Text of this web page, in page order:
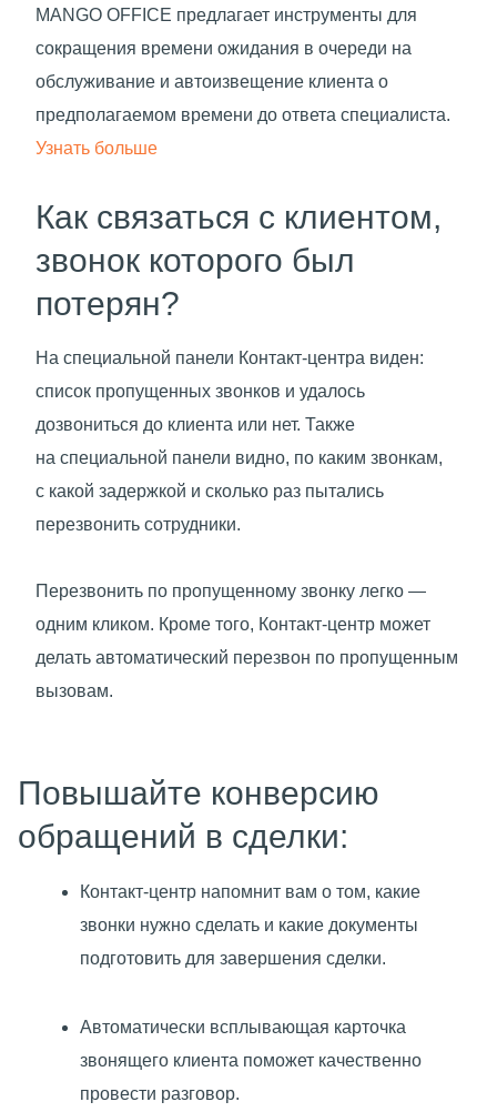
MANGO OFFICE предлагает инструменты для
сокращения времени ожидания в очереди на
обслуживание и автоизвещение клиента о
предполагаемом времени до ответа специалиста.
Узнать больше
Как связаться с клиентом,
звонок которого был
потерян?
На специальной панели Контакт-центра виден:
список пропущенных звонков и удалось
дозвониться до клиента или нет. Также
на специальной панели видно, по каким звонкам,
с какой задержкой и сколько раз пытались
перезвонить сотрудники.
Перезвонить по пропущенному звонку легко —
одним кликом. Кроме того, Контакт-центр может
делать автоматический перезвон по пропущенным
вызовам.
Повышайте конверсию
обращений в сделки:
Контакт-центр напомнит вам о том, какие
звонки нужно сделать и какие документы
подготовить для завершения сделки.
Автоматически всплывающая карточка
звонящего клиента поможет качественно
провести разговор.